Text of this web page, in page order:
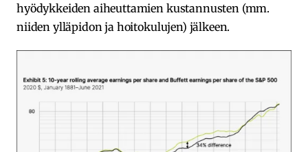
hyödykkeiden aiheuttamien kustannusten (mm.
niiden ylläpidon ja hoitokulujen) jälkeen.